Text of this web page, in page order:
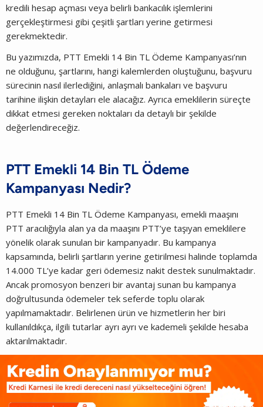
kredili hesap açması veya belirli bankacılık işlemlerini
gerçekleştirmesi gibi çeşitli şartları yerine getirmesi
gerekmektedir.
Bu yazımızda, PTT Emekli 14 Bin TL Ödeme Kampanyası’nın
ne olduğunu, şartlarını, hangi kalemlerden oluştuğunu, başvuru
sürecinin nasıl ilerlediğini, anlaşmalı bankaları ve başvuru
tarihine ilişkin detayları ele alacağız. Ayrıca emeklilerin süreçte
dikkat etmesi gereken noktaları da detaylı bir şekilde
değerlendireceğiz.
PTT Emekli 14 Bin TL Ödeme
Kampanyası Nedir?
PTT Emekli 14 Bin TL Ödeme Kampanyası, emekli maaşını
PTT aracılığıyla alan ya da maaşını PTT’ye taşıyan emeklilere
yönelik olarak sunulan bir kampanyadır. Bu kampanya
kapsamında, belirli şartların yerine getirilmesi halinde toplamda
14.000 TL’ye kadar geri ödemesiz nakit destek sunulmaktadır.
Ancak promosyon benzeri bir avantaj sunan bu kampanya
doğrultusunda ödemeler tek seferde toplu olarak
yapılmamaktadır. Belirlenen ürün ve hizmetlerin her biri
kullanıldıkça, ilgili tutarlar ayrı ayrı ve kademeli şekilde hesaba
aktarılmaktadır.